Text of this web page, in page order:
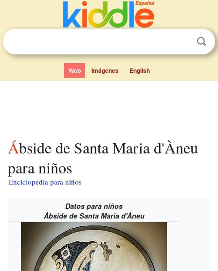
Web Imágenes English
Ábside de Santa Maria d'Àneu
para niños
Enciclopedia para niños
Datos para niños
Ábside de Santa Maria d'Àneu